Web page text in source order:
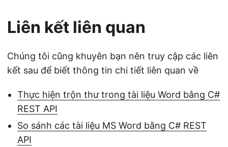
Liên kết liên quan
Chúng tôi cũng khuyên bạn nên truy cập các liên
kết sau để biết thông tin chi tiết liên quan về
Thực hiện trộn thư trong tài liệu Word bằng C#
REST API
So sánh các tài liệu MS Word bằng C# REST
API